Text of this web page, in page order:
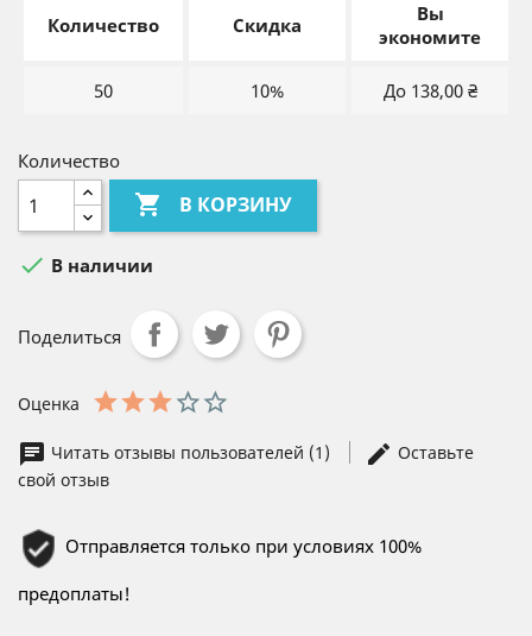
Количество Скидка
Вы
экономите
50 10% До 138,00 ₴
Количество
 В КОРЗИНУ
 В наличии
Поделиться
Оценка
Читать отзывы пользователей (1)
Оставьте
свой отзыв
Отправляется только при условиях 100%
предоплаты!